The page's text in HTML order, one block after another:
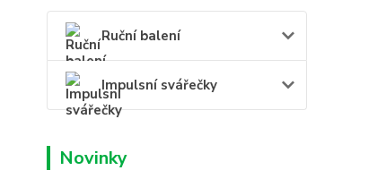
Ruční balení
Impulsní svářečky
Novinky